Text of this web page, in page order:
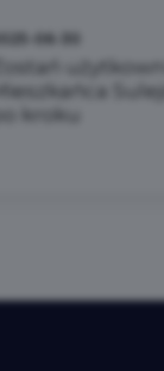
Zostań
Mieszkańca
po kroku